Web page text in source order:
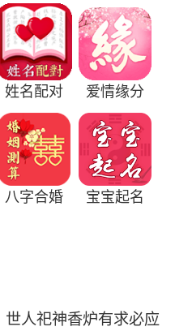
姓名配对 爱情缘分
八字合婚 宝宝起名
世人祀神香炉有求必应